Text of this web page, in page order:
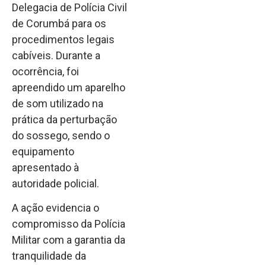
Delegacia de Polícia Civil
de Corumbá para os
procedimentos legais
cabíveis. Durante a
ocorrência, foi
apreendido um aparelho
de som utilizado na
prática da perturbação
do sossego, sendo o
equipamento
apresentado à
autoridade policial.
A ação evidencia o
compromisso da Polícia
Militar com a garantia da
tranquilidade da